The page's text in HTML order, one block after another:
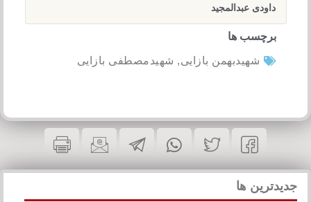
داودی عبدالمجید
برچسب ها
شهیدبهمن بازایی, شهیدمصطفی بازایی
جدیدترین ها